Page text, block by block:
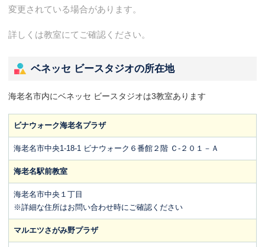
変更されている場合があります。
詳しくは教室にてご確認ください。
ベネッセ ビースタジオの所在地
海老名市内にベネッセ ビースタジオは3教室あります
ビナウォーク海老名プラザ
海老名市中央1-18-1 ビナウォーク６番館２階 Ｃ-２０１－Ａ
海老名駅前教室
海老名市中央１丁目
※詳細な住所はお問い合わせ時にご確認ください
マルエツさがみ野プラザ